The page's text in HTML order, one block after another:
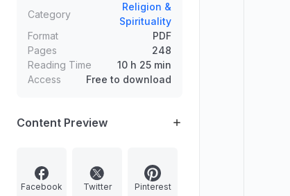
misionaris, dan pandangan
cendekiawan barat.
Category
Religion &
Spirituality
Format
PDF
Pages
248
Reading Time
10 h 25 min
Access
Free to download
Content Preview
Facebook Twitter Pinterest